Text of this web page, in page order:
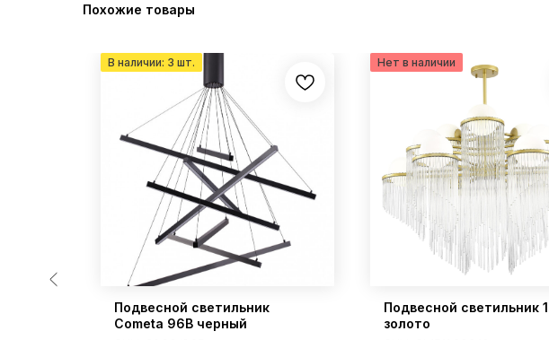
Похожие товары
Подвесной светильник
Cometa 96B черный
Подвесной светильник
золото